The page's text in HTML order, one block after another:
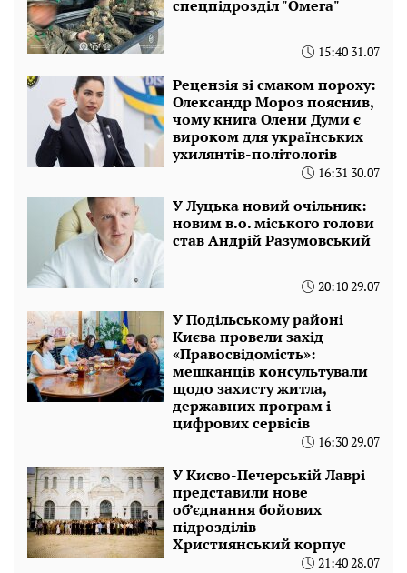
спецпідрозділ "Омега"
15:40 31.07
Рецензія зі смаком пороху:
Олександр Мороз пояснив,
чому книга Олени Думи є
вироком для українських
ухилянтів-політологів
16:31 30.07
У Луцька новий очільник:
новим в.о. міського голови
став Андрій Разумовський
20:10 29.07
У Подільському районі
Києва провели захід
«Правосвідомість»:
мешканців консультували
щодо захисту житла,
державних програм і
цифрових сервісів
16:30 29.07
У Києво-Печерській Лаврі
представили нове
об’єднання бойових
підрозділів —
Християнський корпус
21:40 28.07